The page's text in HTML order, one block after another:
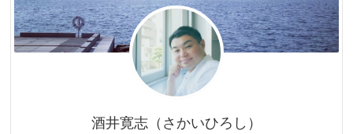
酒井寛志（さかいひろし）